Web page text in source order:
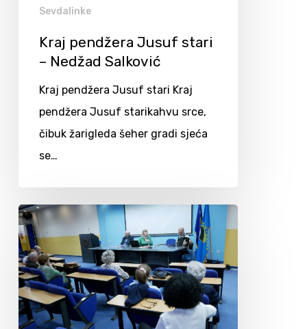
Sevdalinke
Kraj pendžera Jusuf stari
– Nedžad Salković
Kraj pendžera Jusuf stari Kraj
pendžera Jusuf starikahvu srce,
čibuk žarigleda šeher gradi sjeća
se…